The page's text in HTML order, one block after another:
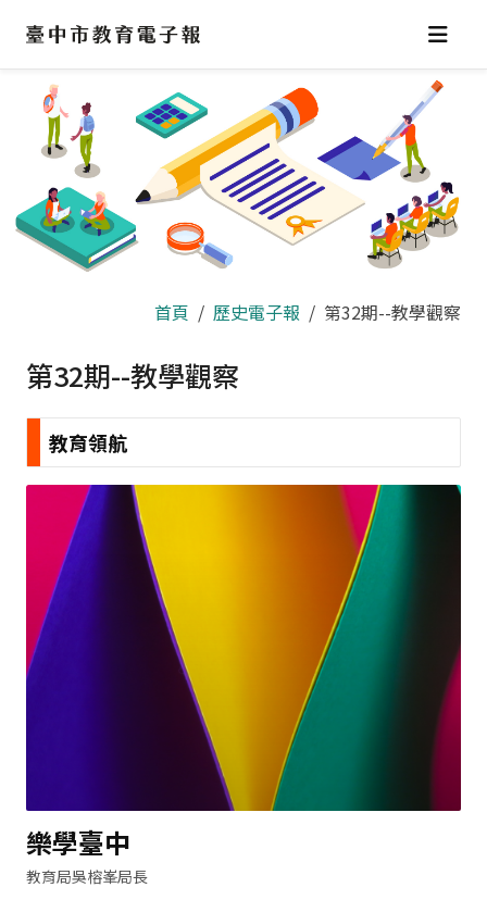
區
首頁 歷史電子報 第32期--教學觀察
第32期--教學觀察
教育領航
樂學臺中
教育局吳榕峯局長